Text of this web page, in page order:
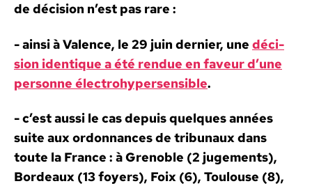
de déci­sion n’est pas rare :
- ain­si à Valence, le 29 juin dernier, une déci­
sion iden­tique a été ren­due en faveur d’une
per­son­ne élec­tro­hy­per­sen­si­ble.
- c’est aus­si le cas depuis quelques années
suite aux ordon­nances de tri­bunaux dans
toute la France : à Greno­ble (2 juge­ments),
Bor­deaux (13 foy­ers), Foix (6), Toulouse (8),